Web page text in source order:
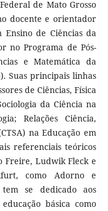
de Mato Grosso
docente e orientador
Ensino de Ciências da
no Programa de Pós-
e Matemática da
Suas principais linhas
de Ciências, Física
da Ciência na
Relações Ciência,
na Educação em
referenciais teóricos
Freire, Ludwik Fleck e
como Adorno e
se dedicado aos
básica como